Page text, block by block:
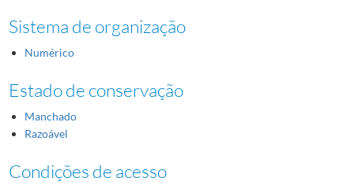
Sistema de organização
Numérico
Estado de conservação
Manchado
Razoável
Condições de acesso